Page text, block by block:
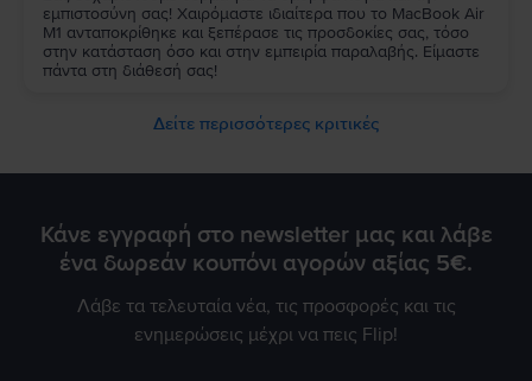
εμπιστοσύνη σας! Χαιρόμαστε ιδιαίτερα που το MacBook Air
M1 ανταποκρίθηκε και ξεπέρασε τις προσδοκίες σας, τόσο
στην κατάσταση όσο και στην εμπειρία παραλαβής. Είμαστε
πάντα στη διάθεσή σας!
Δείτε περισσότερες κριτικές
Κάνε εγγραφή στο newsletter μας και λάβε
ένα δωρεάν κουπόνι αγορών αξίας 5€.
Λάβε τα τελευταία νέα, τις προσφορές και τις
ενημερώσεις μέχρι να πεις Flip!